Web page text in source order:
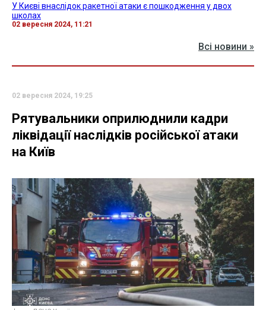
У Києві внаслідок ракетної атаки є пошкодження у двох
школах
02 вересня 2024, 11:21
Всі новини »
02 вересня 2024, 19:25
Рятувальники оприлюднили кадри
ліквідації наслідків російської атаки
на Київ